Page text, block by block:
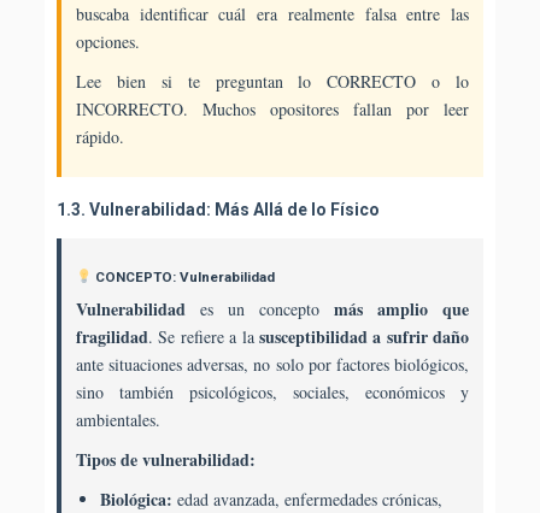
buscaba identificar cuál era realmente falsa entre las
opciones.
Lee bien si te preguntan lo CORRECTO o lo
INCORRECTO. Muchos opositores fallan por leer
rápido.
1.3. Vulnerabilidad: Más Allá de lo Físico
CONCEPTO: Vulnerabilidad
Vulnerabilidad es un concepto más amplio que
fragilidad. Se refiere a la susceptibilidad a sufrir daño
ante situaciones adversas, no solo por factores biológicos,
sino también psicológicos, sociales, económicos y
ambientales.
Tipos de vulnerabilidad:
Biológica: edad avanzada, enfermedades crónicas,